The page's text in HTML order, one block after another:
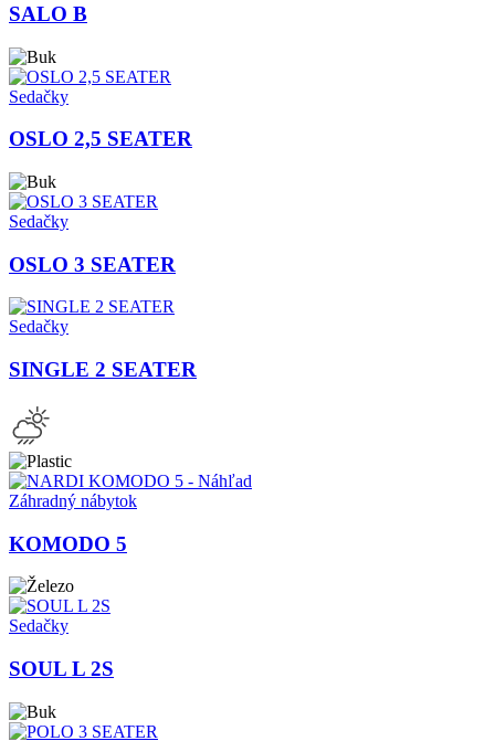
SALO B
Sedačky
OSLO 2,5 SEATER
Sedačky
OSLO 3 SEATER
Sedačky
SINGLE 2 SEATER
Záhradný nábytok
KOMODO 5
Sedačky
SOUL L 2S